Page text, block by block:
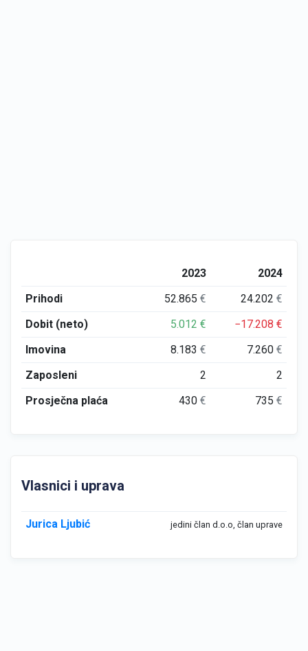
2023
2024
Prihodi
52.865€ 24.202€
Dobit (neto)
5.012€ −17.208€
Imovina
8.183€ 7.260€
Zaposleni
2
2
Prosječna plaća
430€ 735€
Vlasnici i uprava
Jurica Ljubić jedini član d.o.o, član uprave